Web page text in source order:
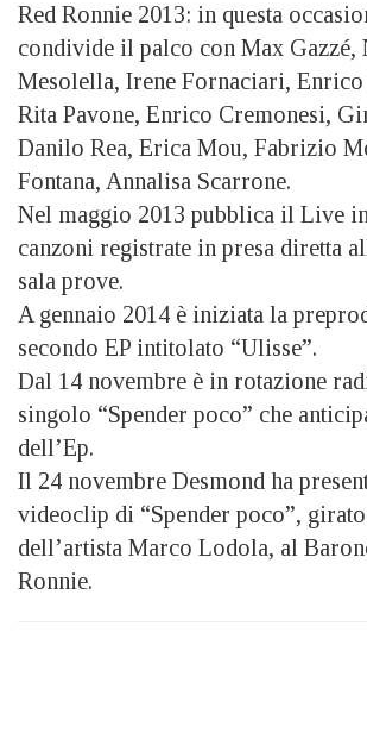
Red Ronnie 2013: in questa
condivide il palco con Max Gazzé,
Mesolella, Irene Fornaciari,
Rita Pavone, Enrico Cremonesi,
Danilo Rea, Erica Mou, Fabrizio
Fontana, Annalisa Scarrone.
Nel maggio 2013 pubblica il Live
canzoni registrate in presa diretta
sala prove.
A gennaio 2014 è iniziata la
secondo EP intitolato “Ulisse”.
Dal 14 novembre è in rotazione
singolo “Spender poco” che
dell’Ep.
Il 24 novembre Desmond ha
videoclip di “Spender poco”,
dell’artista Marco Lodola, al
Ronnie.